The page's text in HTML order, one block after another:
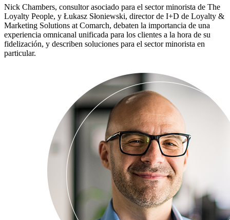
Nick Chambers, consultor asociado para el sector minorista de The
Loyalty People, y Łukasz Słoniewski, director de I+D de Loyalty &
Marketing Solutions at Comarch, debaten la importancia de una
experiencia omnicanal unificada para los clientes a la hora de su
fidelización, y describen soluciones para el sector minorista en
particular.